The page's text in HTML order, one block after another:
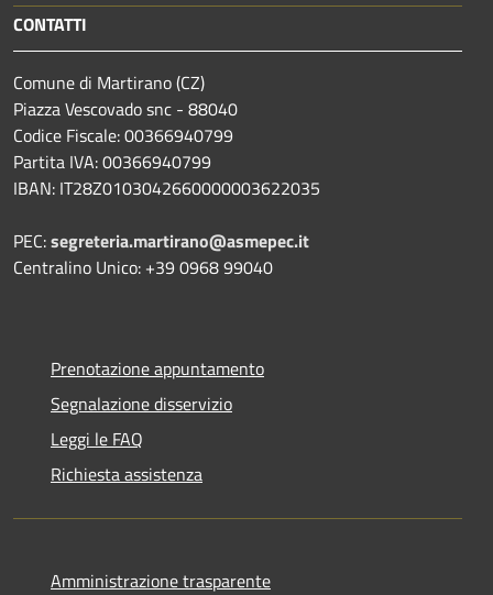
CONTATTI
Comune di Martirano (CZ)
Piazza Vescovado snc - 88040
Codice Fiscale: 00366940799
Partita IVA: 00366940799
IBAN: IT28Z0103042660000003622035
PEC:segreteria.martirano@asmepec.it
Centralino Unico: +39 0968 99040
Prenotazione appuntamento
Segnalazione disservizio
Leggi le FAQ
Richiesta assistenza
Amministrazione trasparente